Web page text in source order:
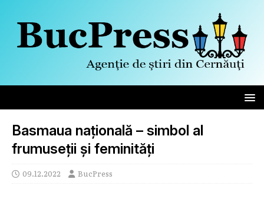
Basmaua națională – simbol al
frumuseții și feminități
09.12.2022 BucPress